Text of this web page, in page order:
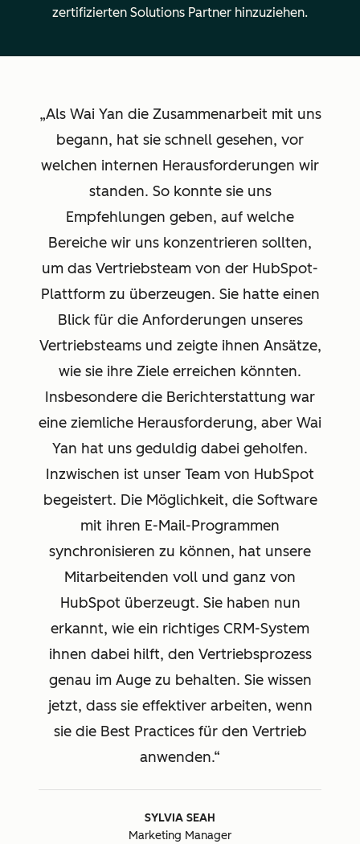
zertifizierten Solutions Partner hinzuziehen.
Als Wai Yan die Zusammenarbeit mit uns
begann, hat sie schnell gesehen, vor
welchen internen Herausforderungen wir
standen. So konnte sie uns
Empfehlungen geben, auf welche
Bereiche wir uns konzentrieren sollten,
um das Vertriebsteam von der HubSpot-
Plattform zu überzeugen. Sie hatte einen
Blick für die Anforderungen unseres
Vertriebsteams und zeigte ihnen Ansätze,
wie sie ihre Ziele erreichen könnten.
Insbesondere die Berichterstattung war
eine ziemliche Herausforderung, aber Wai
Yan hat uns geduldig dabei geholfen.
Inzwischen ist unser Team von HubSpot
begeistert. Die Möglichkeit, die Software
mit ihren E-Mail-Programmen
synchronisieren zu können, hat unsere
Mitarbeitenden voll und ganz von
HubSpot überzeugt. Sie haben nun
erkannt, wie ein richtiges CRM-System
ihnen dabei hilft, den Vertriebsprozess
genau im Auge zu behalten. Sie wissen
jetzt, dass sie effektiver arbeiten, wenn
sie die Best Practices für den Vertrieb
anwenden.
SYLVIA SEAH
Marketing Manager